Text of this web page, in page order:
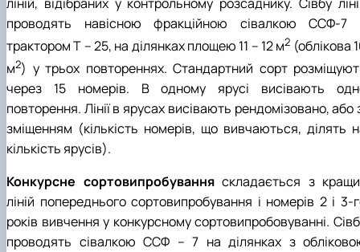
проводять навісною фракційною сівалкою ССФ-7
трактором Т – 25, на ділянках площею 11 – 12 м2 (облікова
м2) у трьох повтореннях. Стандартний сорт
через 15 номерів. В одному ярусі висівають
повторення. Лінії в ярусах висівають рендомізовано, або
зміщенням (кількість номерів, що вивчаються, ділять
кількість ярусів).
Конкурсне сортовипробуванняскладається з
ліній попереднього сортовипробування і номерів 2 і 3-
років вивчення у конкурсному сортовипробовуванні.
проводять сівалкою ССФ – 7 на ділянках з